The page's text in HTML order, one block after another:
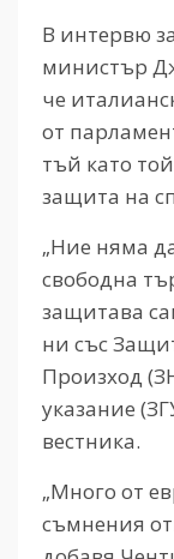
В интервю
министър
че
от
тъй като
защита на
„Ние няма
свободна
защитава
ни със
Произход
указание
вестника.
„Много от
съмнения